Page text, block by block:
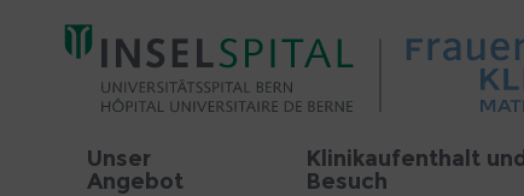
Unser
Angebot
Klinikaufenthalt und
Besuch